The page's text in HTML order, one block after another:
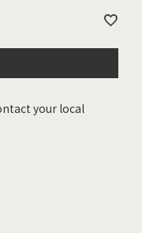
your local